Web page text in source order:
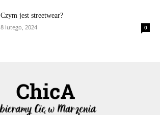
Czym jest streetwear?
8 lutego, 2024
0